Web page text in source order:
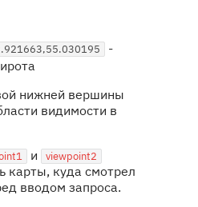
-
нижней вершины
видимости в
и viewpoint2
карты, куда смотрел
вводом запроса.